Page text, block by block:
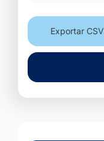
Exportar CSV